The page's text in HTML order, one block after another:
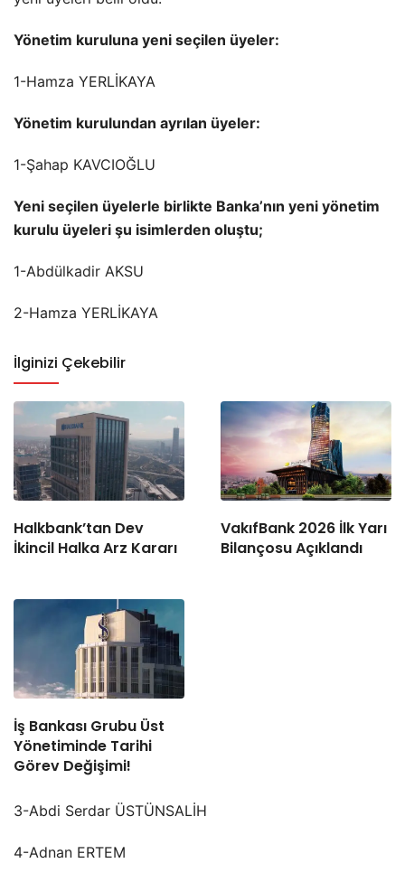
Yönetim kuruluna yeni seçilen üyeler:
1-Hamza YERLİKAYA
Yönetim kurulundan ayrılan üyeler:
1-Şahap KAVCIOĞLU
Yeni seçilen üyelerle birlikte Banka’nın yeni yönetim
kurulu üyeleri şu isimlerden oluştu;
1-Abdülkadir AKSU
2-Hamza YERLİKAYA
İlginizi Çekebilir
Halkbank’tan Dev
İkincil Halka Arz Kararı
VakıfBank 2026 İlk Yarı
Bilançosu Açıklandı
İş Bankası Grubu Üst
Yönetiminde Tarihi
Görev Değişimi!
3-Abdi Serdar ÜSTÜNSALİH
4-Adnan ERTEM